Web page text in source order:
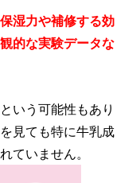
湿力や補修する効
的な実験データな
いう可能性もあり
見ても特に牛乳成
ていません。